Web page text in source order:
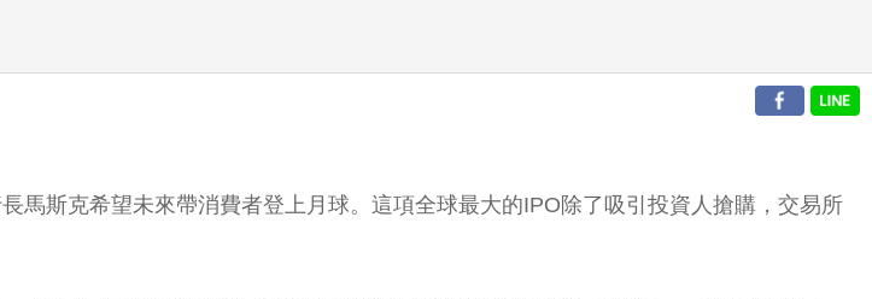
馬斯克希望未來帶消費者登上月球。這項全球最大的IPO除了吸引投資人搶購，交易所